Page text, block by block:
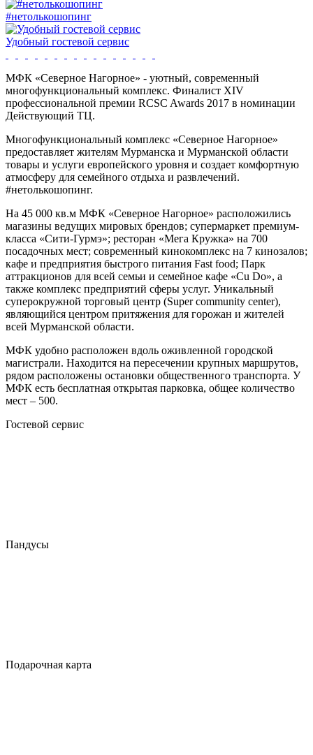
#нетолькошопинг
Удобный гостевой сервис
МФК «Северное Нагорное» - уютный, современный
многофункциональный комплекс. Финалист XIV
профессиональной премии RCSC Awards 2017 в номинации
Действующий ТЦ.
Многофункциональный комплекс «Северное Нагорное»
предоставляет жителям Мурманска и Мурманской области
товары и услуги европейского уровня и создает комфортную
атмосферу для семейного отдыха и развлечений.
#нетолькошопинг.
На 45 000 кв.м МФК «Северное Нагорное» расположились
магазины ведущих мировых брендов; супермаркет премиум-
класса «Сити-Гурмэ»; ресторан «Мега Кружка» на 700
посадочных мест; современный кинокомплекс на 7 кинозалов;
кафе и предприятия быстрого питания Fast food; Парк
аттракционов для всей семьи и семейное кафе «Cu Do», а
также комплекс предприятий сферы услуг. Уникальный
суперокружной торговый центр (Super community center),
являющийся центром притяжения для горожан и жителей
всей Мурманской области.
МФК удобно расположен вдоль оживленной городской
магистрали. Находится на пересечении крупных маршрутов,
рядом расположены остановки общественного транспорта. У
МФК есть бесплатная открытая парковка, общее количество
мест – 500.
Гостевой сервис
Пандусы
Подарочная карта